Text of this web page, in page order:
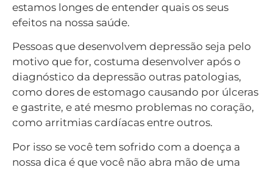
estamos longes de entender quais os seus
efeitos na nossa saúde.
Pessoas que desenvolvem depressão seja pelo
motivo que for, costuma desenvolver após o
diagnóstico da depressão outras patologias,
como dores de estomago causando por úlceras
e gastrite, e até mesmo problemas no coração,
como arritmias cardíacas entre outros.
Por isso se você tem sofrido com a doença a
nossa dica é que você não abra mão de uma